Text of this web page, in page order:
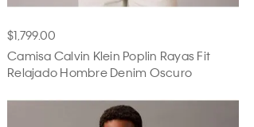
$1,799.00
Camisa Calvin Klein Poplin Rayas Fit
Relajado Hombre Denim Oscuro